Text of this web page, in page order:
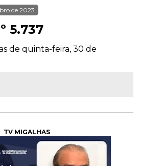
de 2023
5.737
de quinta-feira, 30 de
TV MIGALHAS